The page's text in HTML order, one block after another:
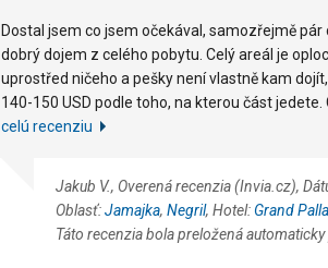
Dostal jsem co jsem očekával, samozřejmě
dobrý dojem z celého pobytu. Celý areál je
uprostřed ničeho a pešky není vlastně kam
140-150 USD podle toho, na kterou část
celú recenziu
Jakub V., Overená recenzia (Invia.cz),
Oblasť:Jamajka, Negril, Hotel: Grand
Táto recenzia bola preložená